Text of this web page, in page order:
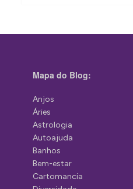
Mapa do Blog:
Anjos
Áries
Astrologia
Autoajuda
Banhos
Bem-estar
Cartomancia